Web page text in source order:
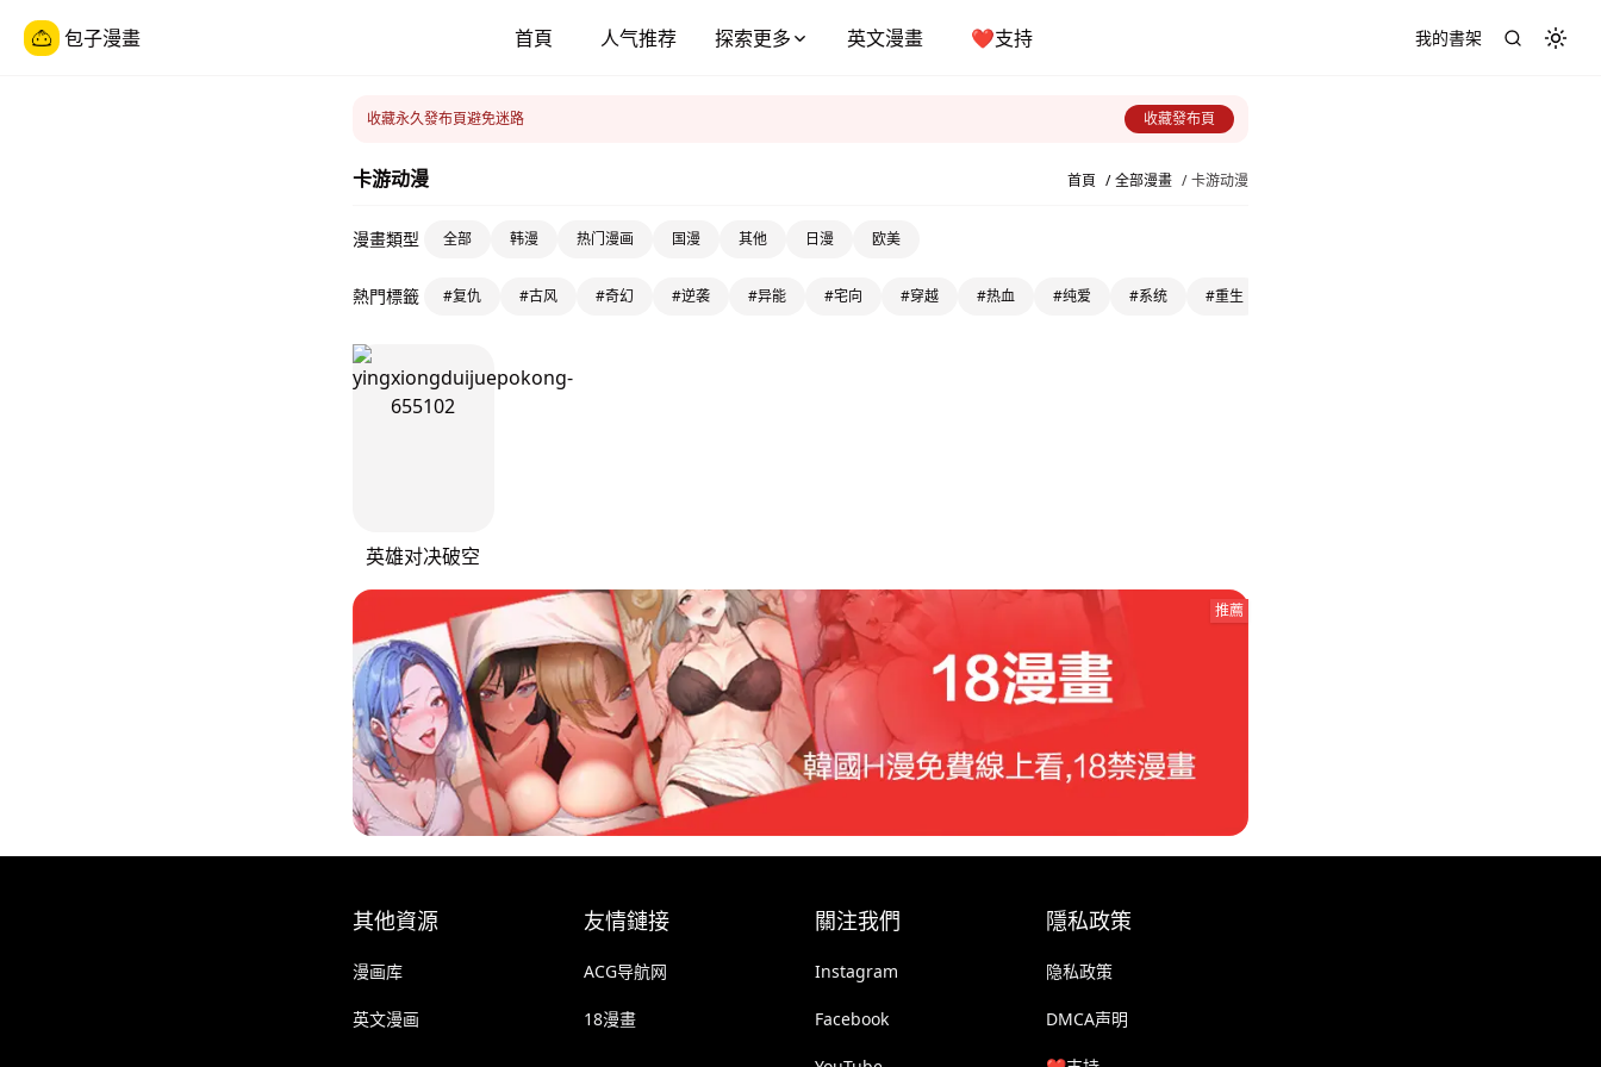
包子漫畫 首頁 人气推荐 探索更多 英文漫畫 ❤️支持 我的書架
收藏永久發布頁避免迷路 收藏發布頁
卡游动漫 首頁 / 全部漫畫 / 卡游动漫
漫畫類型 全部 韩漫 热门漫画 国漫 其他 日漫 欧美
熱門標籤 #复仇 #古风 #奇幻 #逆袭 #异能 #宅向 #穿越 #热血 #纯爱 #系统 #重生
英雄对决破空
推薦
其他資源
漫画库
英文漫画
友情鏈接
ACG导航网
18漫畫
關注我們
Instagram
Facebook
隱私政策
隐私政策
DMCA声明